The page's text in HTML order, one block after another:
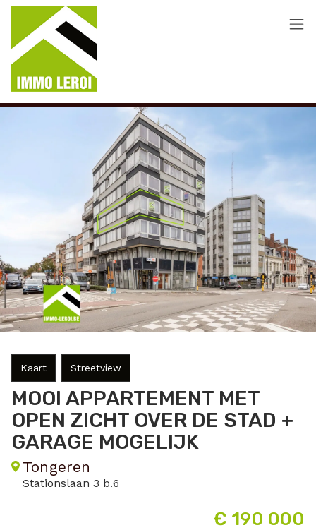
Menu overslaan en naar de inhoud gaan
MOOI APPARTEMENT MET
OPEN ZICHT OVER DE STAD +
GARAGE MOGELIJK
Tongeren
Stationslaan 3 b.6
€ 190 000
Kaart Streetview